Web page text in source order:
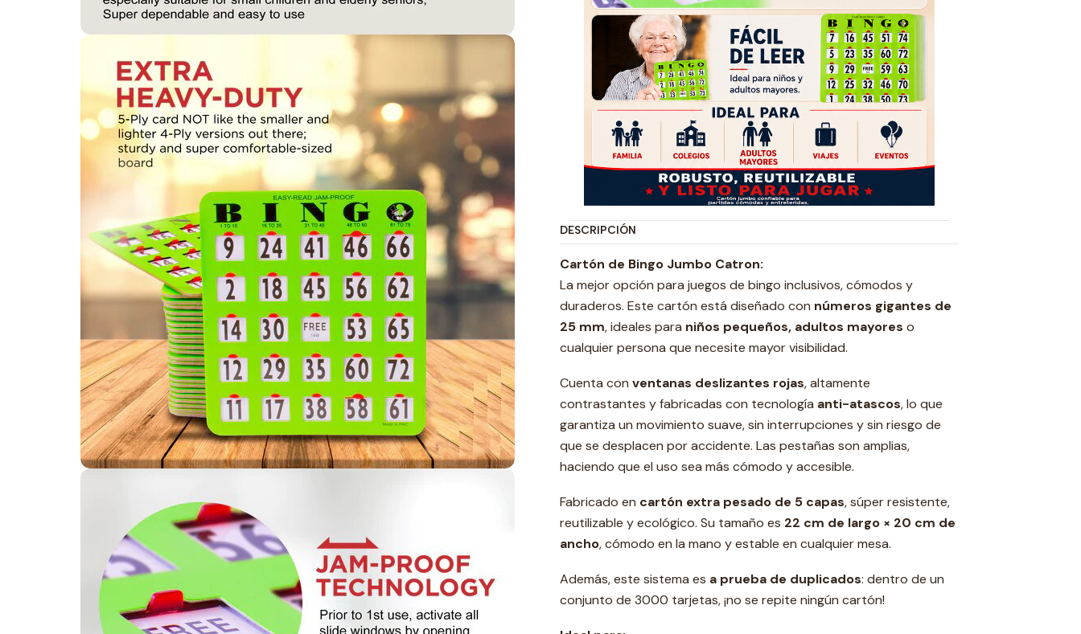
DESCRIPCIÓN
Cartón de Bingo Jumbo Catron:
La mejor opción para juegos de bingo inclusivos, cómodos y
duraderos. Este cartón está diseñado con números gigantes de
25 mm, ideales para niños pequeños, adultos mayores o
cualquier persona que necesite mayor visibilidad.
Cuenta con ventanas deslizantes rojas, altamente
contrastantes y fabricadas con tecnología anti-atascos, lo que
garantiza un movimiento suave, sin interrupciones y sin riesgo de
que se desplacen por accidente. Las pestañas son amplias,
haciendo que el uso sea más cómodo y accesible.
Fabricado en cartón extra pesado de 5 capas, súper resistente,
reutilizable y ecológico. Su tamaño es 22 cm de largo × 20 cm de
ancho, cómodo en la mano y estable en cualquier mesa.
Además, este sistema es a prueba de duplicados: dentro de un
conjunto de 3000 tarjetas, ¡no se repite ningún cartón!